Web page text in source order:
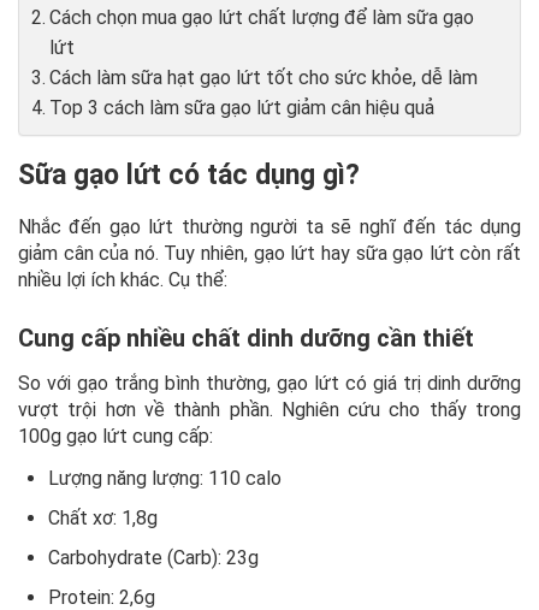
Cách chọn mua gạo lứt chất lượng để làm sữa gạo
lứt
Cách làm sữa hạt gạo lứt tốt cho sức khỏe, dễ làm
Top 3 cách làm sữa gạo lứt giảm cân hiệu quả
Sữa gạo lứt có tác dụng gì?
Nhắc đến gạo lứt thường người ta sẽ nghĩ đến tác dụng
giảm cân của nó. Tuy nhiên, gạo lứt hay sữa gạo lứt còn rất
nhiều lợi ích khác. Cụ thể:
Cung cấp nhiều chất dinh dưỡng cần thiết
So với gạo trắng bình thường, gạo lứt có giá trị dinh dưỡng
vượt trội hơn về thành phần. Nghiên cứu cho thấy trong
100g gạo lứt cung cấp:
Lượng năng lượng: 110 calo
Chất xơ: 1,8g
Carbohydrate (Carb): 23g
Protein: 2,6g